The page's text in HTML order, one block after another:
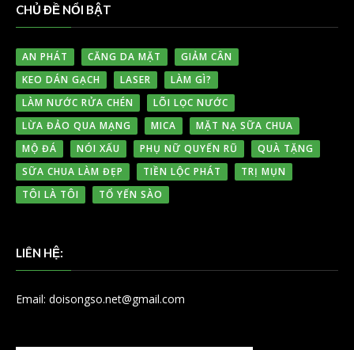
CHỦ ĐỀ NỔI BẬT
AN PHÁT CĂNG DA MẶT
GIẢM CÂN
KEO DÁN GẠCH
LASER
LÀM GÌ?
LÀM NƯỚC RỬA CHÉN
LÕI LỌC NƯỚC
LỪA ĐẢO QUA MẠNG
MICA
MẶT NẠ SỮA CHUA
MỘ ĐÁ
NÓI XẤU PHỤ NỮ QUYẾN RŨ
QUÀ TẶNG
SỮA CHUA LÀM ĐẸP
TIỀN LỘC PHÁT
TRỊ MỤN
TÔI LÀ TÔI
TỔ YẾN SÀO
LIÊN HỆ:
Email: doisongso.net@gmail.com